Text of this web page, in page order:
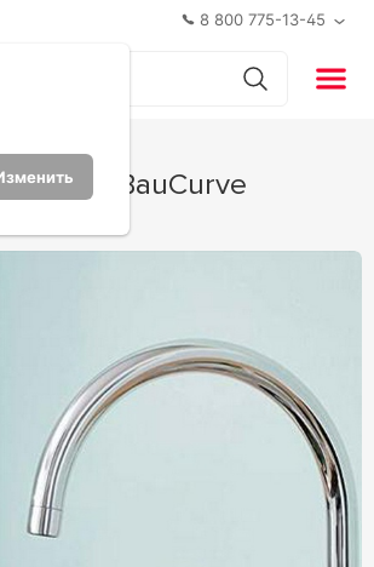
8 800 775-13-45
BauCurve